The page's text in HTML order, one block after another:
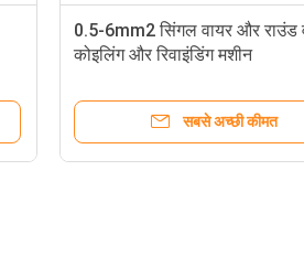
0.5-6mm2 सिंगल वायर और राउंड
कोइलिंग और रिवाइंडिंग मशीन
सबसे अच्छी कीमत